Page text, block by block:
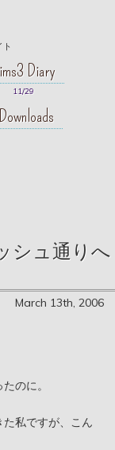
Diary
11/29
Downloads
シュ通りへ
March 13th, 2006
のに。
私ですが、こん